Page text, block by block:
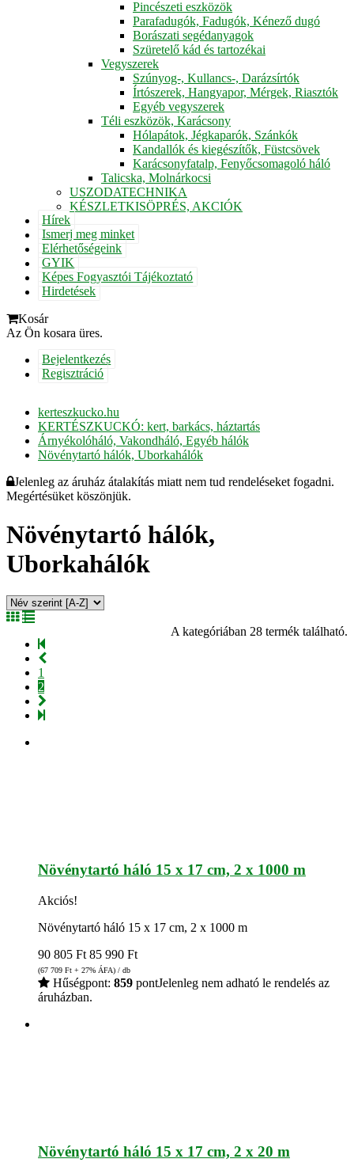
Pincészeti eszközök
Parafadugók, Fadugók, Kénező dugó
Borászati segédanyagok
Szüretelő kád és tartozékai
Vegyszerek
Szúnyog-, Kullancs-, Darázsírtók
Írtószerek, Hangyapor, Mérgek, Riasztók
Egyéb vegyszerek
Téli eszközök, Karácsony
Hólapátok, Jégkaparók, Szánkók
Kandallók és kiegészítők, Füstcsövek
Karácsonyfatalp, Fenyőcsomagoló háló
Talicska, Molnárkocsi
USZODATECHNIKA
KÉSZLETKISÖPRÉS, AKCIÓK
Hírek
Ismerj meg minket
Elérhetőségeink
GYIK
Képes Fogyasztói Tájékoztató
Hirdetések
Kosár
Az Ön kosara üres.
Bejelentkezés
Regisztráció
kerteszkucko.hu
KERTÉSZKUCKÓ: kert, barkács, háztartás
Árnyékolóháló, Vakondháló, Egyéb hálók
Növénytartó hálók, Uborkahálók
Jelenleg az áruház átalakítás miatt nem tud rendeléseket fogadni.
Megértésüket köszönjük.
Növénytartó hálók,
Uborkahálók
A kategóriában 28 termék található.
1
2
Növénytartó háló 15 x 17 cm, 2 x 1000 m
Akciós!
Növénytartó háló 15 x 17 cm, 2 x 1000 m
90 805 Ft 85 990 Ft
(67 709 Ft + 27% ÁFA) / db
Hűségpont: 859 pontJelenleg nem adható le rendelés az
áruházban.
Növénytartó háló 15 x 17 cm, 2 x 20 m